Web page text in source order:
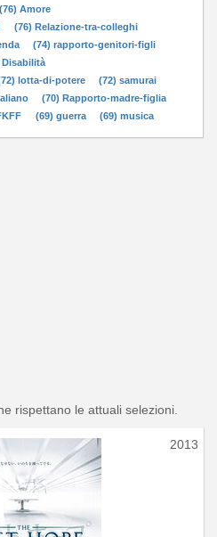
(76) Amore
(76) Relazione-tra-colleghi
(74) rapporto-genitori-figli
Disabilità
lotta-di-potere
(72) samurai
(70) Rapporto-madre-figlia
(69) guerra (69) musica
rispettano le attuali selezioni.
2013